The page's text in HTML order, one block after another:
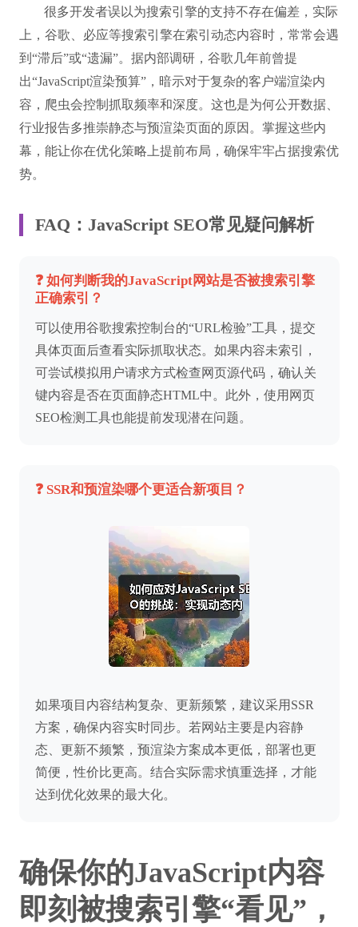
很多开发者误以为搜索引擎的支持不存在偏差，实际
上，谷歌、必应等搜索引擎在索引动态内容时，常常会遇
到“滞后”或“遗漏”。据内部调研，谷歌几年前曾提
出“JavaScript渲染预算”，暗示对于复杂的客户端渲染内
容，爬虫会控制抓取频率和深度。这也是为何公开数据、
行业报告多推崇静态与预渲染页面的原因。掌握这些内
幕，能让你在优化策略上提前布局，确保牢牢占据搜索优
势。
FAQ：JavaScript SEO常见疑问解析
❓ 如何判断我的JavaScript网站是否被搜索引擎
正确索引？
可以使用谷歌搜索控制台的“URL检验”工具，提交
具体页面后查看实际抓取状态。如果内容未索引，
可尝试模拟用户请求方式检查网页源代码，确认关
键内容是否在页面静态HTML中。此外，使用网页
SEO检测工具也能提前发现潜在问题。
❓ SSR和预渲染哪个更适合新项目？
如果项目内容结构复杂、更新频繁，建议采用SSR
方案，确保内容实时同步。若网站主要是内容静
态、更新不频繁，预渲染方案成本更低，部署也更
简便，性价比更高。结合实际需求慎重选择，才能
达到优化效果的最大化。
确保你的JavaScript内容
即刻被搜索引擎“看见”，